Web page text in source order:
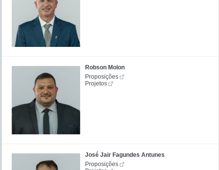
Robson Molon
Proposições
Projetos
José Jair Fagundes Antunes
Proposições